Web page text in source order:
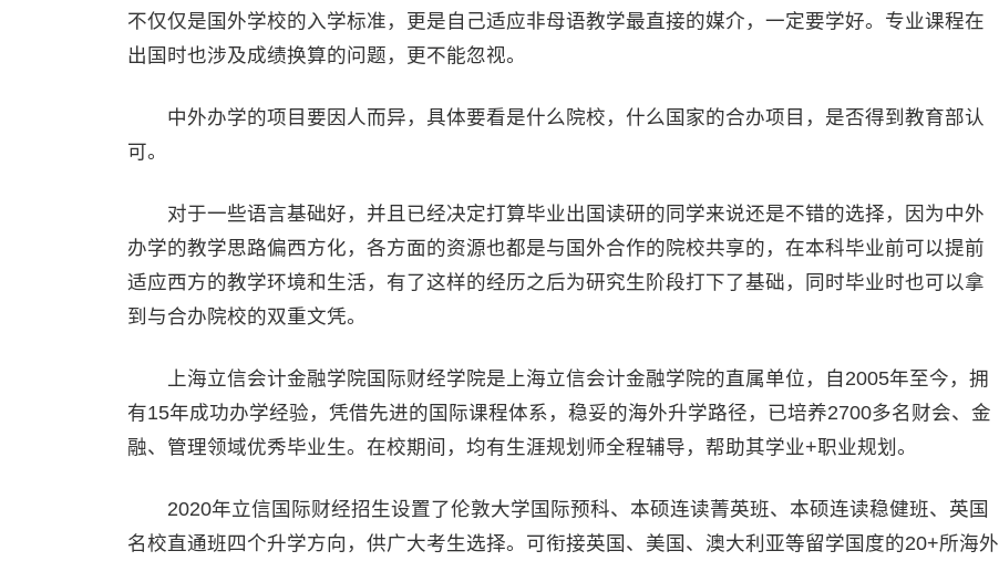
不仅仅是国外学校的入学标准，更是自己适应非母语教学最直接的媒介，一定要学好。专业课程在
出国时也涉及成绩换算的问题，更不能忽视。
中外办学的项目要因人而异，具体要看是什么院校，什么国家的合办项目，是否得到教育部认
可。
对于一些语言基础好，并且已经决定打算毕业出国读研的同学来说还是不错的选择，因为中外
办学的教学思路偏西方化，各方面的资源也都是与国外合作的院校共享的，在本科毕业前可以提前
适应西方的教学环境和生活，有了这样的经历之后为研究生阶段打下了基础，同时毕业时也可以拿
到与合办院校的双重文凭。
上海立信会计金融学院国际财经学院是上海立信会计金融学院的直属单位，自2005年至今，拥
有15年成功办学经验，凭借先进的国际课程体系，稳妥的海外升学路径，已培养2700多名财会、金
融、管理领域优秀毕业生。在校期间，均有生涯规划师全程辅导，帮助其学业+职业规划。
2020年立信国际财经招生设置了伦敦大学国际预科、本硕连读菁英班、本硕连读稳健班、英国
名校直通班四个升学方向，供广大考生选择。可衔接英国、美国、澳大利亚等留学国度的20+所海外